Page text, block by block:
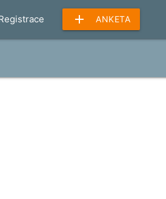
add ANKETA